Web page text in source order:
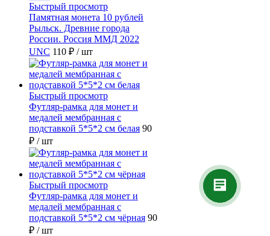
Быстрый просмотр
Памятная монета 10 рублей
Рыльск. Древние города
России. Россия ММД 2022
UNC 110 ₽ / шт
Быстрый просмотр
Футляр-рамка для монет и
медалей мембранная с
подставкой 5*5*2 см белая 90
₽ / шт
Быстрый просмотр
Футляр-рамка для монет и
медалей мембранная с
подставкой 5*5*2 см чёрная 90
₽ / шт